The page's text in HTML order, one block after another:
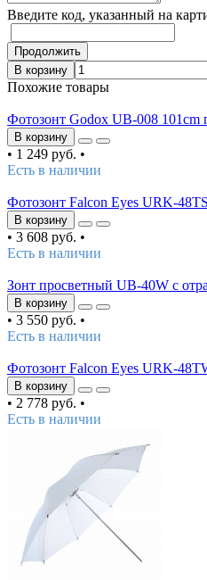
Введите код, указанный на
Продолжить
В корзину
Похожие товары
Фотозонт Godox UB-008 101cm
В корзину
• 1 249 руб. •
Есть в наличии
Фотозонт Falcon Eyes URK-
В корзину
• 3 608 руб. •
Есть в наличии
Зонт просветный UB-40W с
В корзину
• 3 550 руб. •
Есть в наличии
Фотозонт Falcon Eyes URK-
В корзину
• 2 778 руб. •
Есть в наличии